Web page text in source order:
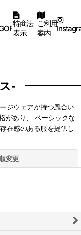
特商法
表示
ご利用
案内
-
ジウェアが持つ風合い
があり、 ベーシックな
在感のある服を提供し
変更